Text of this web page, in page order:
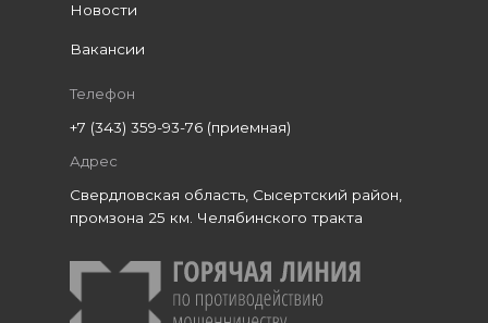
Новости
Вакансии
Телефон
+7 (343) 359-93-76 (приемная)
Адрес
Свердловская область, Сысертский район,
промзона 25 км. Челябинского тракта